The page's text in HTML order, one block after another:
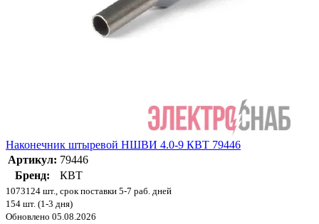
Наконечник штыревой НШВИ 4.0-9 КВТ 79446
Артикул: 79446
Бренд:
КВТ
1073124 шт., срок поставки 5-7 раб. дней
154 шт. (1-3 дня)
Обновлено 05.08.2026